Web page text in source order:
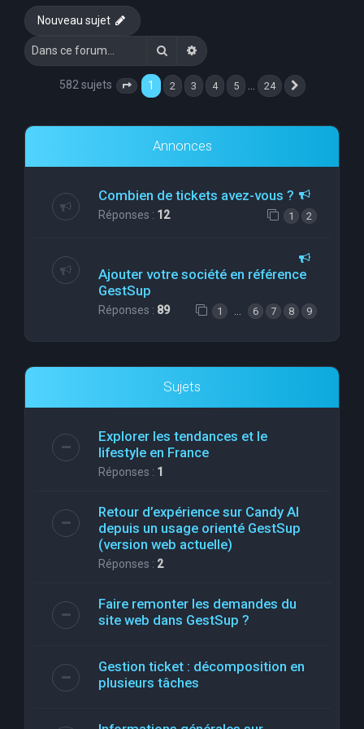
Nouveau sujet
RechercherRecherche avancée
582 sujets Page 1 sur 24
1 2 3 4 5 … 24
Annonces
Combien de tickets avez-vous ?
Réponses : 12 1 2
Ajouter votre société en référence
GestSup
Réponses : 89 1 … 6 7 8 9
Sujets
Explorer les tendances et le
lifestyle en France
Réponses : 1
Retour d’expérience sur Candy AI
depuis un usage orienté GestSup
(version web actuelle)
Réponses : 2
Faire remonter les demandes du
site web dans GestSup ?
Gestion ticket : décomposition en
plusieurs tâches